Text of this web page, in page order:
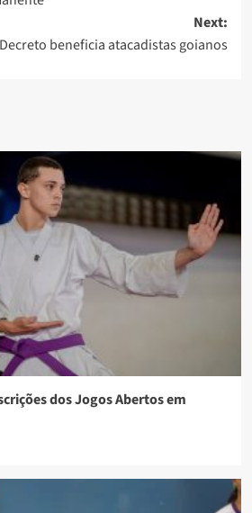
Next:
Decreto beneficia atacadistas goianos
dos Jogos Abertos em